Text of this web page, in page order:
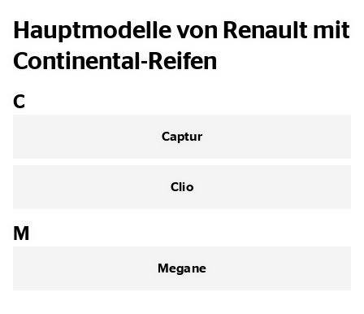
Hauptmodelle von Renault mit
Continental-Reifen
C
Captur
Clio
M
Megane